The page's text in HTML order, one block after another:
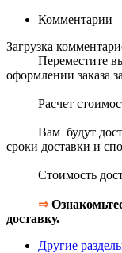
Комментарии
Загрузка
Переместите
оформлении заказа
Расчет стоимости
Вам будут
сроки доставки и
Стоимость
⇒
доставку.
Другие